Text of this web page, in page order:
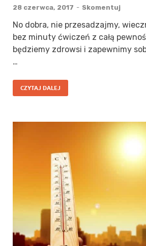
28 czerwca, 2017 - Skomentuj
No dobra, nie przesadzajmy,
bez minuty ćwiczeń z całą
będziemy zdrowsi i zapewnimy
…
CZYTAJ DALEJ